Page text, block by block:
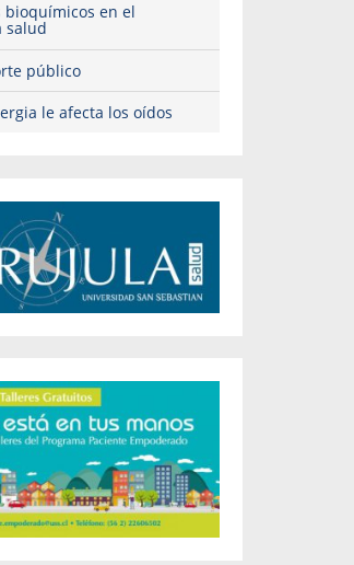
bioquímicos en el
salud
público
le afecta los oídos